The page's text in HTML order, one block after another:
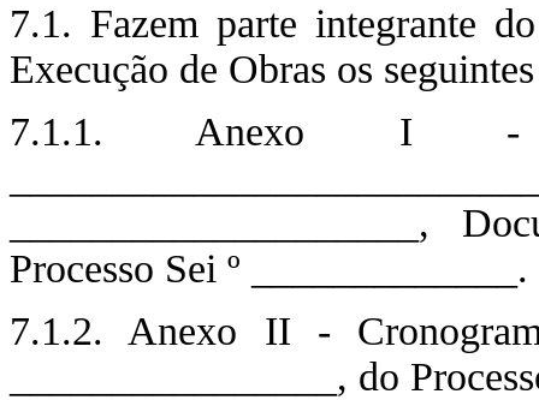
7.1. Fazem parte integrante
Execução de Obras os
7.1.1. Anexo I -
____________________,
Processo Sei º _____________.
7.1.2. Anexo II -
________________, do